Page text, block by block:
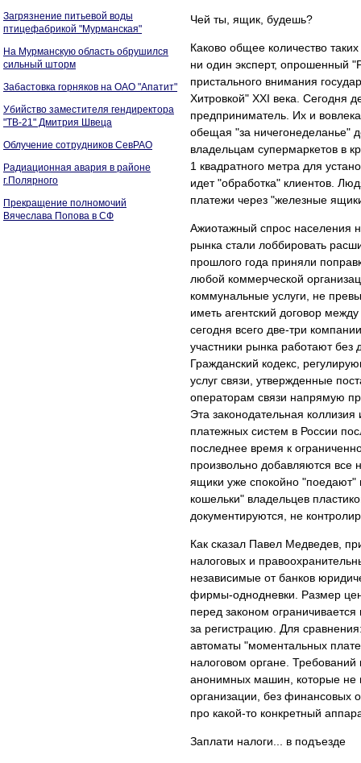
Загрязнение питьевой воды
птицефабрикой "Мурманская"
На Мурманскую область обрушился
сильный шторм
Забастовка горняков на ОАО "Апатит"
Убийство заместителя гендиректора
"ТВ-21" Дмитрия Швеца
Облучение сотрудников СевРАО
Радиационная авария в районе
г.Полярного
Прекращение полномочий
Вячеслава Попова в СФ
Чей ты, ящик, будешь?
Каково общее количество
ни один эксперт, опрошенный
пристального внимания
Хитровкой" XXI века. Сегодня
предприниматель. Их и
обещая "за ничегонеделанье"
владельцам супермаркетов в
1 квадратного метра для
идет "обработка" клиентов.
платежи через "железные
Ажиотажный спрос населения
рынка стали лоббировать
прошлого года приняли
любой коммерческой
коммунальные услуги, не
иметь агентский договор
сегодня всего две-три
участники рынка работают
Гражданский кодекс,
услуг связи, утвержденные
операторам связи напрямую
Эта законодательная
платежных систем в России
последнее время к
произвольно добавляются все
ящики уже спокойно "поедают"
кошельки" владельцев
документируются, не
Как сказал Павел Медведев,
налоговых и
независимые от банков
фирмы-однодневки. Размер
перед законом
за регистрацию. Для
автоматы "моментальных
налоговом органе. Требований
анонимных машин, которые не
организации, без финансовых
про какой-то конкретный
Заплати налоги... в подъезде